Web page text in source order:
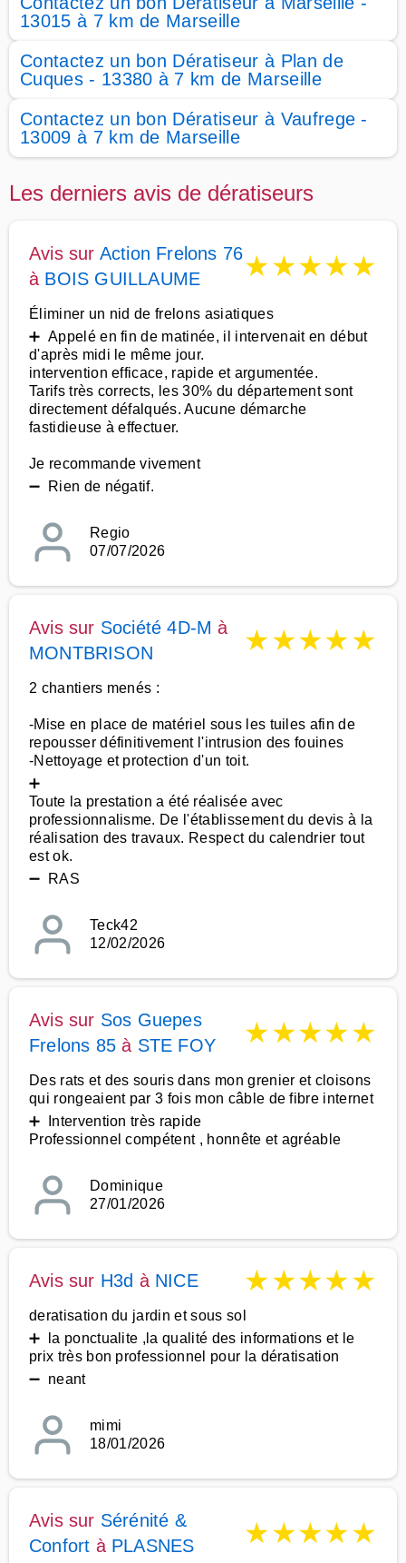
13015 à 7 km de Marseille
Contactez un bon Dératiseur à Plan de
Cuques - 13380 à 7 km de Marseille
Contactez un bon Dératiseur à Vaufrege -
13009 à 7 km de Marseille
Les derniers avis de dératiseurs
Avis sur Action Frelons 76
à BOIS GUILLAUME ★★★★★
Éliminer un nid de frelons asiatiques
➕ Appelé en fin de matinée, il intervenait en début
d'après midi le même jour.
intervention efficace, rapide et argumentée.
Tarifs très corrects, les 30% du département sont
directement défalqués. Aucune démarche
fastidieuse à effectuer.
Je recommande vivement
➖ Rien de négatif.
Regio
07/07/2026
Avis sur Société 4D-M à
MONTBRISON
★★★★★
2 chantiers menés :
-Mise en place de matériel sous les tuiles afin de
repousser définitivement l'intrusion des fouines
-Nettoyage et protection d'un toit.
➕
Toute la prestation a été réalisée avec
professionnalisme. De l'établissement du devis à la
réalisation des travaux. Respect du calendrier tout
est ok.
➖ RAS
Teck42
12/02/2026
Avis sur Sos Guepes
Frelons 85 à STE FOY ★★★★★
Des rats et des souris dans mon grenier et cloisons
qui rongeaient par 3 fois mon câble de fibre internet
➕ Intervention très rapide
Professionnel compétent , honnête et agréable
Dominique
27/01/2026
Avis sur H3d à NICE ★★★★★
deratisation du jardin et sous sol
➕ la ponctualite ,la qualité des informations et le
prix très bon professionnel pour la dératisation
➖ neant
mimi
18/01/2026
Avis sur Sérénité &
Confort à PLASNES ★★★★★